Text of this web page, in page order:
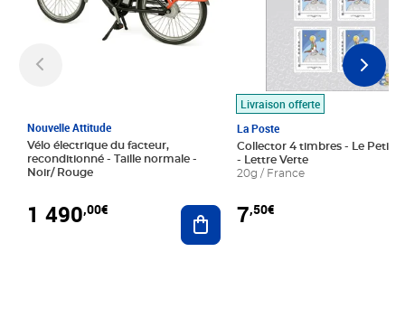
Nouvelle Attitude
Vélo électrique du facteur,
reconditionné - Taille normale -
Noir/ Rouge
1 490,00€ Ajouter au panier
Livraison offerte
La Poste
Collector 4 timbres - Le Petit
- Lettre Verte
20g / France
7,50€